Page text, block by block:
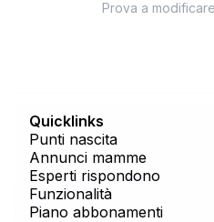
Prova a
Quicklinks
Punti nascita
Annunci mamme
Esperti rispondono
Funzionalità
Piano abbonamenti